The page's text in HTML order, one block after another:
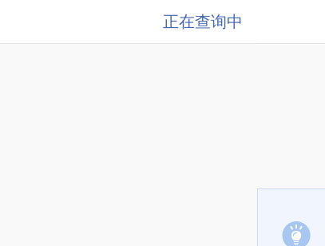
正在查询中